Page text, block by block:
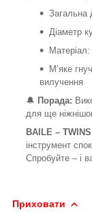
Загальна
Діаметр
М’яке
вилучення
🔔 Порада:
для ще
BAILE –
інструмент
Спробуйте – і
Приховати